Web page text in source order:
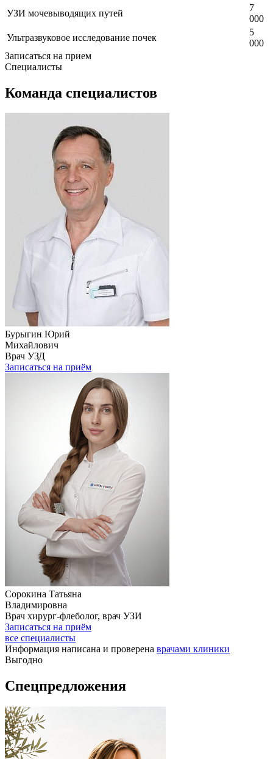
УЗИ мочевыводящих путей
7
000
Ультразвуковое исследование почек
5
000
Записаться на прием
Специалисты
Команда специалистов
Бурыгин Юрий
Михайлович
Врач УЗД
Записаться на приём
Сорокина Татьяна
Владимировна
Врач хирург-флеболог, врач УЗИ
Записаться на приём
все специалисты
Информация написана и проверена врачами клиники
Выгодно
Спецпредложения